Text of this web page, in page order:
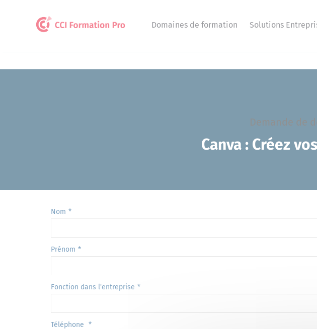
Domaines de formation Solutions
Demande de
Canva : Créez
Nom
Prénom
Fonction dans l'entreprise
Téléphone